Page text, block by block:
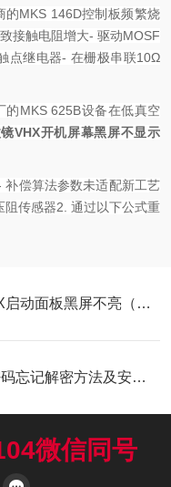
的MKS 146D控制板频繁烧
接触电阻增大- 驱动MOSF
点继电器- 在栅极串联10Ω
的MKS 625B设备在低真空
VHX开机屏幕黑屏不显示
补偿算法参数未适配新工艺
阻传感器2. 通过以下公式重
维修基恩士显微镜VHX启动面板黑屏不亮（芯片级修理）
西门子S7-1500PLC密码忘记解密方法及安全性
微信同号